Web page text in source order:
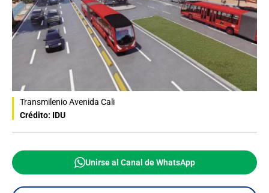
Transmilenio Avenida Cali
Crédito: IDU
Unirse al Canal de WhatsApp